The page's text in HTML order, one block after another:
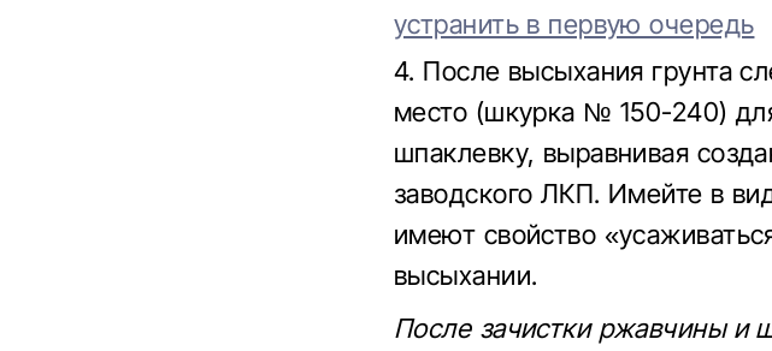
устранить в первую очередь
4. После высыхания грунта
место (шкурка № 150-240)
шпаклевку, выравнивая
заводского ЛКП. Имейте в
имеют свойство
высыхании.
После зачистки ржавчины и